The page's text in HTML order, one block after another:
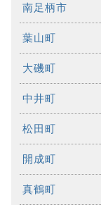
南足柄市
葉山町
大磯町
中井町
松田町
開成町
真鶴町